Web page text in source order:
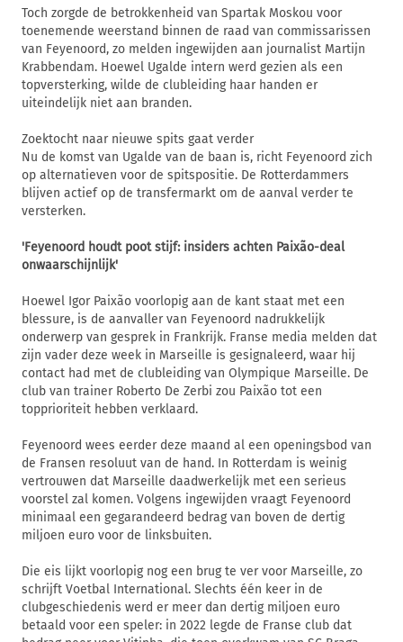
Toch zorgde de betrokkenheid van Spartak Moskou voor
toenemende weerstand binnen de raad van commissarissen
van Feyenoord, zo melden ingewijden aan journalist Martijn
Krabbendam. Hoewel Ugalde intern werd gezien als een
topversterking, wilde de clubleiding haar handen er
uiteindelijk niet aan branden.
Zoektocht naar nieuwe spits gaat verder
Nu de komst van Ugalde van de baan is, richt Feyenoord zich
op alternatieven voor de spitspositie. De Rotterdammers
blijven actief op de transfermarkt om de aanval verder te
versterken.
'Feyenoord houdt poot stijf: insiders achten Paixão-deal
onwaarschijnlijk'
Hoewel Igor Paixão voorlopig aan de kant staat met een
blessure, is de aanvaller van Feyenoord nadrukkelijk
onderwerp van gesprek in Frankrijk. Franse media melden dat
zijn vader deze week in Marseille is gesignaleerd, waar hij
contact had met de clubleiding van Olympique Marseille. De
club van trainer Roberto De Zerbi zou Paixão tot een
topprioriteit hebben verklaard.
Feyenoord wees eerder deze maand al een openingsbod van
de Fransen resoluut van de hand. In Rotterdam is weinig
vertrouwen dat Marseille daadwerkelijk met een serieus
voorstel zal komen. Volgens ingewijden vraagt Feyenoord
minimaal een gegarandeerd bedrag van boven de dertig
miljoen euro voor de linksbuiten.
Die eis lijkt voorlopig nog een brug te ver voor Marseille, zo
schrijft Voetbal International. Slechts één keer in de
clubgeschiedenis werd er meer dan dertig miljoen euro
betaald voor een speler: in 2022 legde de Franse club dat